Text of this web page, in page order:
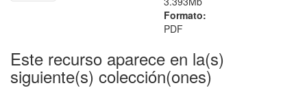
Formato:
PDF
Este recurso aparece en la(s)
siguiente(s) colección(ones)